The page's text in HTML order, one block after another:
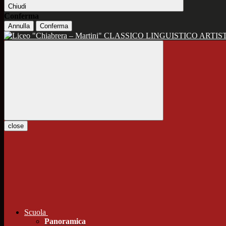
Chiudi
Conferma
Annulla Conferma
CLASSICO LINGUISTICO
close
Scuola
Panoramica